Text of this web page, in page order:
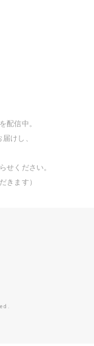
配信中。
けし、
せください。
きます）